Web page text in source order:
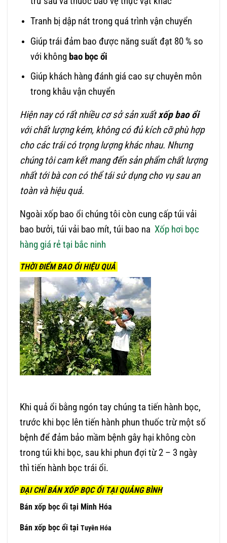
Tranh bị dập nát trong quá trình vận chuyển
Giúp trái đảm bao được năng suất đạt 80 % so
với không bao bọc ổi
Giúp khách hàng đánh giá cao sự chuyên môn
trong khâu vận chuyển
Hiện nay có rất nhiều cơ sở sản xuấtxốpbao ổi
với chất lượng kém, không có đủ kích cỡ phù hợp
cho các trái có trọng lượng khác nhau. Nhưng
chúng tôi cam kết mang đến sản phẩm chất lượng
nhất tới bà con có thể tái sử dụng cho vụ sau an
toàn và hiệu quả.
Ngoài xốp bao ổi chúng tôi còn cung cấp túi vải
bao bưởi, túi vải bao mít, túi bao na Xốp hơi bọc
hàng giá rẻ tại bắc ninh
THỜI ĐIỂM BAO ỔI HIỆU QUẢ
Khi quả ổi bằng ngón tay chúng ta tiến hành bọc,
trước khi bọc lên tiến hành phun thuốc trừ một số
bệnh để đảm bảo mầm bệnh gây hại không còn
trong túi khi bọc, sau khi phun đợi từ 2 – 3 ngày
thì tiến hành bọc trái ổi.
ĐẠI CHỈ BÁN XỐP BỌC ỔI TẠIQUẢNG BÌNH
Bán xốp bọc ổi tại Minh Hóa
Bán xốp bọc ổi tại Tuyên Hóa